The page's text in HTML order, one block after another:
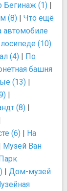
Бегинаж (1) |
(8) | Что ещё
автомобиле
(10)
(4) | По
башня
(13) |
|
(8) |
(6) | На
Музей Ван
| Дом-музей